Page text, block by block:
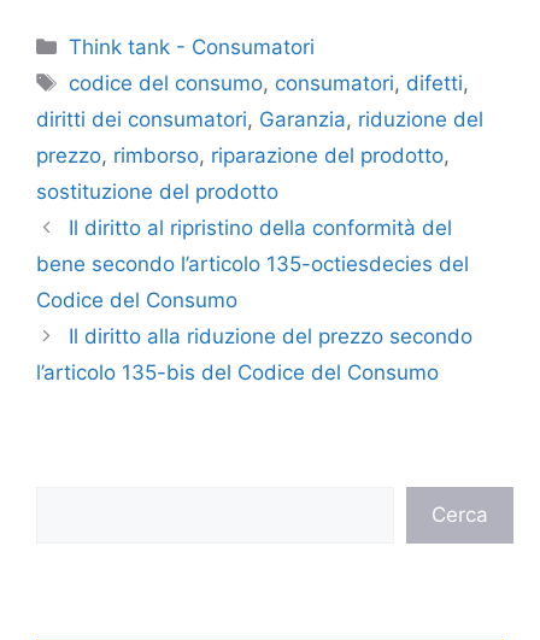
Categorie
Think tank - Consumatori
Tag
codice del consumo, consumatori, difetti,
diritti dei consumatori, Garanzia, riduzione del
prezzo, rimborso, riparazione del prodotto,
sostituzione del prodotto
Il diritto al ripristino della conformità del
bene secondo l’articolo 135-octiesdecies del
Codice del Consumo
Il diritto alla riduzione del prezzo secondo
l’articolo 135-bis del Codice del Consumo
Cerca